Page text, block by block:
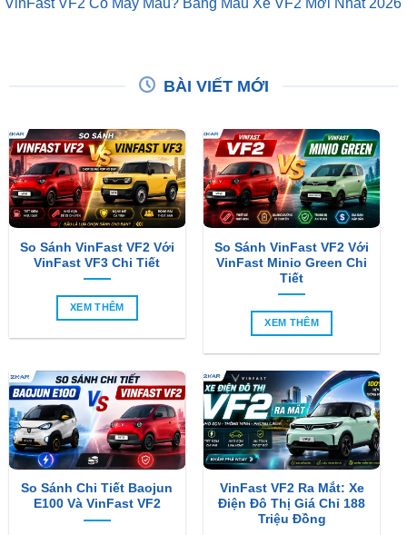
VinFast VF2 Có Mấy Màu? Bảng Màu Xe VF2 Mới Nhất 2026
BÀI VIẾT MỚI
So Sánh VinFast VF2 Với
VinFast VF3 Chi Tiết
XEM THÊM
So Sánh VinFast VF2 Với
VinFast Minio Green Chi
Tiết
XEM THÊM
So Sánh Chi Tiết Baojun
E100 Và VinFast VF2
VinFast VF2 Ra Mắt: Xe
Điện Đô Thị Giá Chỉ 188
Triệu Đồng